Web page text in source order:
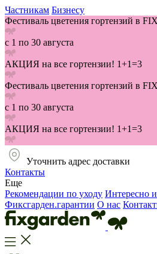
Частникам Бизнесу
Фестиваль цветения гортензий в
с 1 по 30 августа
АКЦИЯ на все гортензии! 1+1=3
Фестиваль цветения гортензий в
с 1 по 30 августа
АКЦИЯ на все гортензии! 1+1=3
Уточнить адрес доставки
Контакты
Еще
Рекомендации по уходу Интересно
Фиксгарден.гарантии О нас